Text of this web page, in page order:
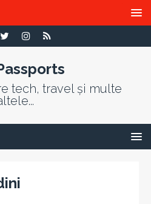
tech, travel și multe